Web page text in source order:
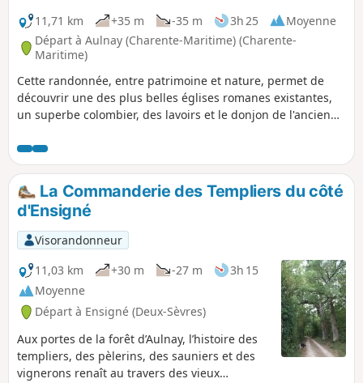
11,71 km
+35 m -35 m 3h 25
Moyenne
Départ à Aulnay (Charente-Maritime) (Charente-
Maritime)
Cette randonnée, entre patrimoine et nature, permet de
découvrir une des plus belles églises romanes existantes,
un superbe colombier, des lavoirs et le donjon de l'ancien
La Commanderie des Templiers du côté
d'Ensigné
Visorandonneur
11,03 km
+30 m -27 m
3h 15
Moyenne
Départ à Ensigné (Deux-Sèvres)
Aux portes de la forêt d’Aulnay, l’histoire des
templiers, des pèlerins, des sauniers et des
vignerons renaît au travers des vieux